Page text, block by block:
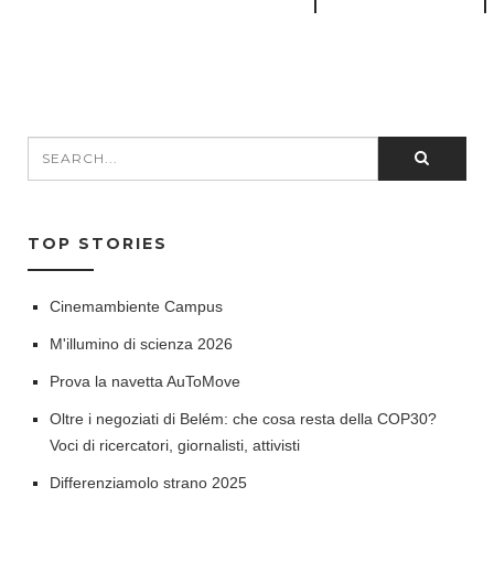
SEARCH FORM
TOP STORIES
Cinemambiente Campus
M'illumino di scienza 2026
Prova la navetta AuToMove
Oltre i negoziati di Belém: che cosa resta della COP30?
Voci di ricercatori, giornalisti, attivisti
Differenziamolo strano 2025